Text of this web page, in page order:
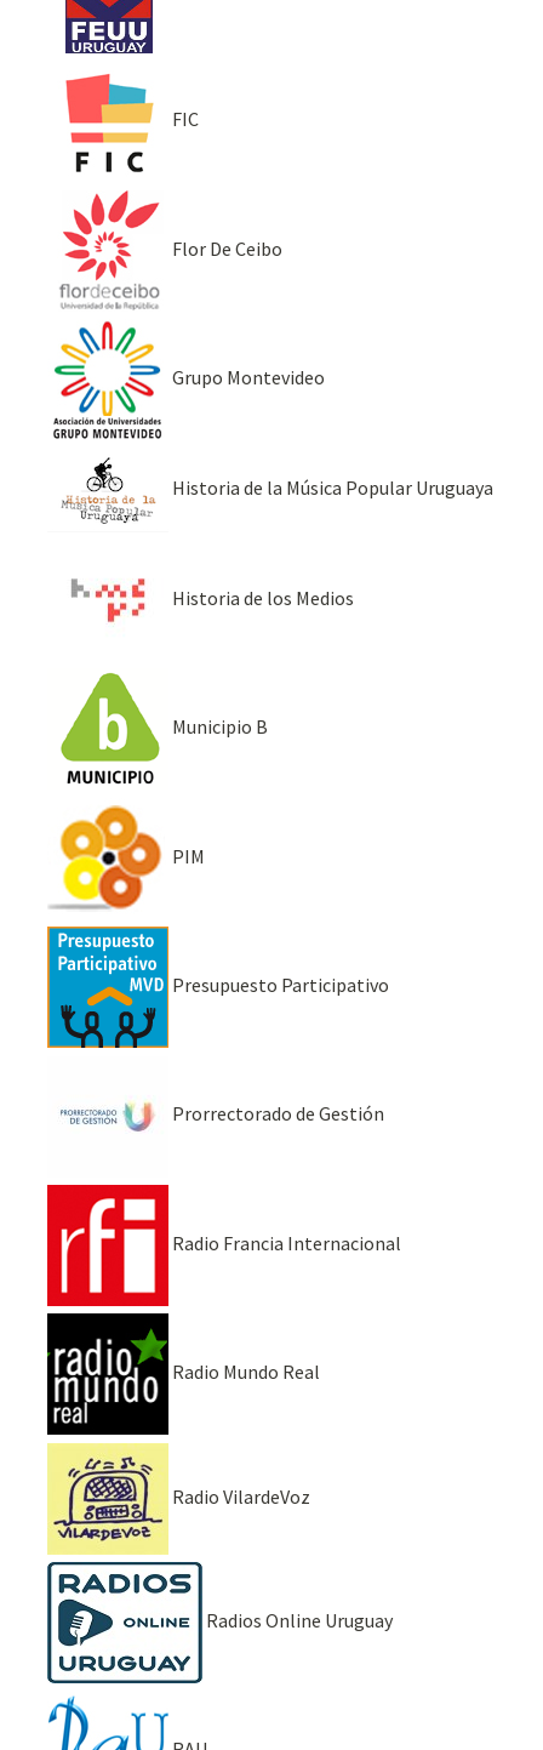
FIC
Flor De Ceibo
Grupo Montevideo
Historia de la Música Popular Uruguaya
Historia de los Medios
Municipio B
PIM
Presupuesto Participativo
Prorrectorado de Gestión
Radio Francia Internacional
Radio Mundo Real
Radio VilardeVoz
Radios Online Uruguay